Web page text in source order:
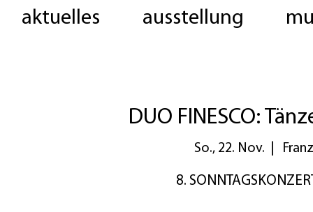
aktuelles ausstellung
DUO FINESCO:
So., 22. Nov.
8.